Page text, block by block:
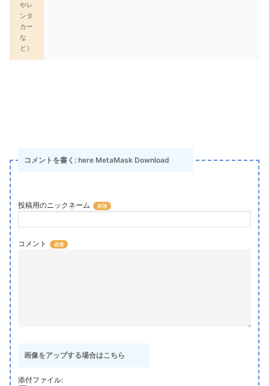
やレ
ンタ
カー
な
ど）
コメントを書く: here MetaMask Download
投稿用のニックネーム
コメント
画像をアップする場合はこちら
添付ファイル: